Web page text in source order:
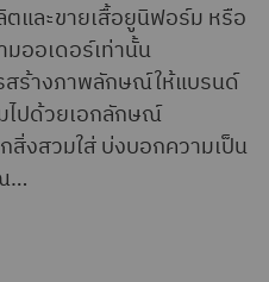
ตและขายเสื้อยูนิฟอร์ม หรือ
มออเดอร์เท่านั้น
สร้างภาพลักษณ์ให้แบรนด์
ปด้วยเอกลักษณ์
สิ่งสวมใส่ บ่งบอกความเป็น
…